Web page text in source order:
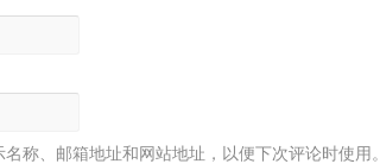
称、邮箱地址和网站地址，以便下次评论时使用。